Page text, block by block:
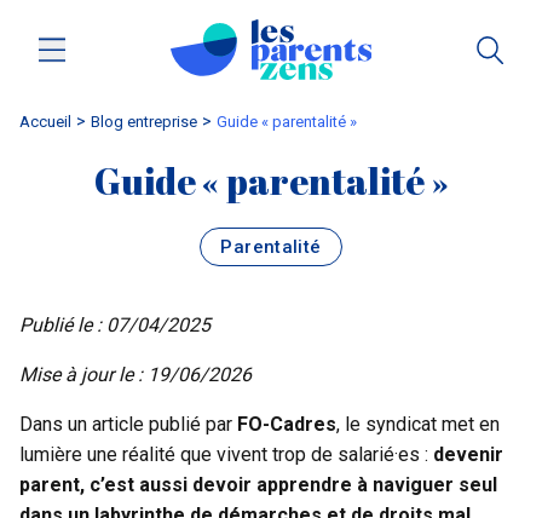
Accueil blog entreprise Guide « parentalité »
Guide « parentalité »
Parentalité
Publié le : 07/04/2025
Mise à jour le : 19/06/2026
Dans un article publié par FO-Cadres, le syndicat met en
lumière une réalité que vivent trop de salarié·es : devenir
parent, c’est aussi devoir apprendre à naviguer seul